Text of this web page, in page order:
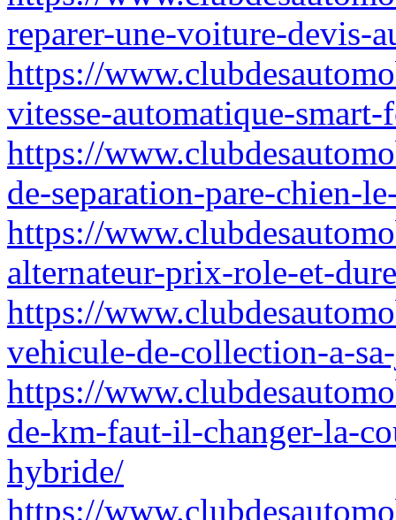
reparer-une-voiture-devis-
https://
vitesse-automatique-
https://
de-separation-pare-chien-
https://
alternateur-prix-role-et-
https://
vehicule-de-collection-a-
https://
de-km-faut-il-changer-la-
hybride/
https://